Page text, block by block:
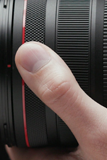
作为RF镜头的一大特
相机上调整的光圈、
的主拨盘与速控转盘
方便观察取景器时的盲操
控制环及对焦环还采用
习惯进行自定义，可
量自定义功能开启了佳